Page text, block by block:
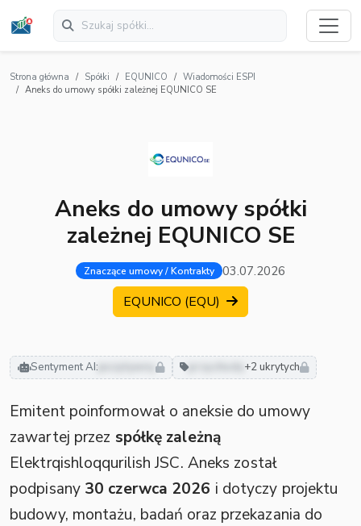
Strona główna Spółki EQUNICO
Wiadomości ESPI
Aneks do umowy spółki zależnej EQUNICO SE
Aneks do umowy spółki
zależnej EQUNICO SE
Znaczące umowy / Kontrakty 03.07.2026
EQUNICO (EQU)
Sentyment AI: pozytywny przychody +2 ukrytych
Emitent poinformował o aneksie do umowy
zawartej przez spółkę zależną
Elektrqishloqqurilish JSC. Aneks został
podpisany 30 czerwca 2026 i dotyczy projektu
budowy, montażu, badań oraz przekazania do